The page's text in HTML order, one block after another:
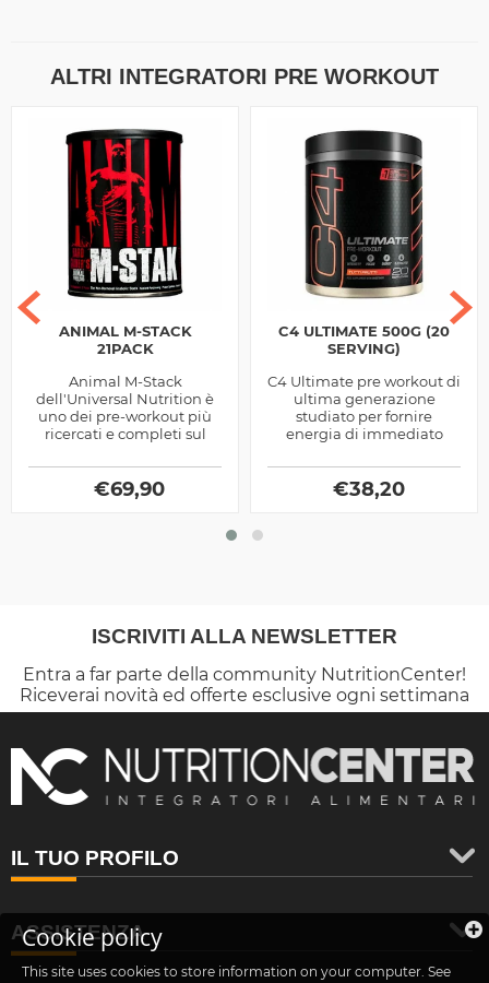
ALTRI INTEGRATORI PRE WORKOUT
ANIMAL M-STACK
21PACK
Animal M-Stack
dell'Universal Nutrition è
uno dei pre-workout più
ricercati e completi sul
le performance
energetiche in...
€69,90
C4 ULTIMATE 500G (20
SERVING)
C4 Ultimate pre workout di
ultima generazione
studiato per fornire
energia di immediato
muscolare, resistenza e
concentrazione mentale
€38,20
ISCRIVITI ALLA NEWSLETTER
Entra a far parte della community NutritionCenter!
Riceverai novità ed offerte esclusive ogni settimana
IL TUO PROFILO
ASSISTENZA
Cookie policy
This site uses cookies to store information on your computer. See